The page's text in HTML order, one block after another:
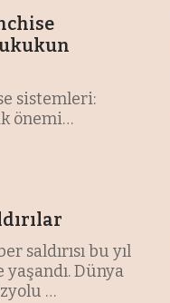
sistemleri:
önemi…
saldırısı bu yıl
Dünya
…